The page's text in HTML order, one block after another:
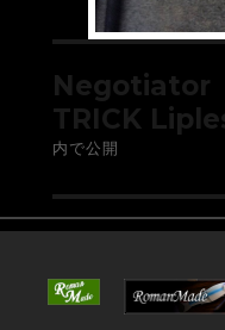
TRICK
内で公開